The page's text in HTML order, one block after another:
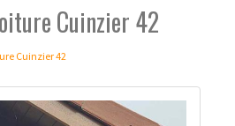
Cuinzier 42
Cuinzier 42